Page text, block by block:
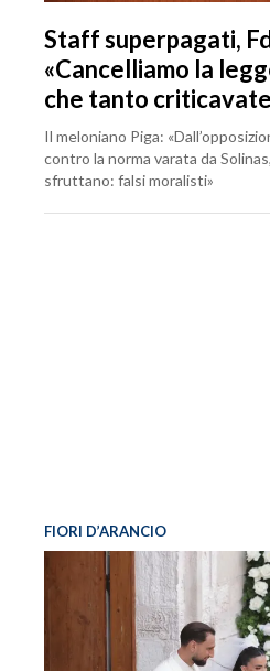
Staff superpagati,
«Cancelliamo la
che tanto
Il meloniano Piga:
contro la norma varata da
sfruttano: falsi moralisti»
FIORI D’ARANCIO